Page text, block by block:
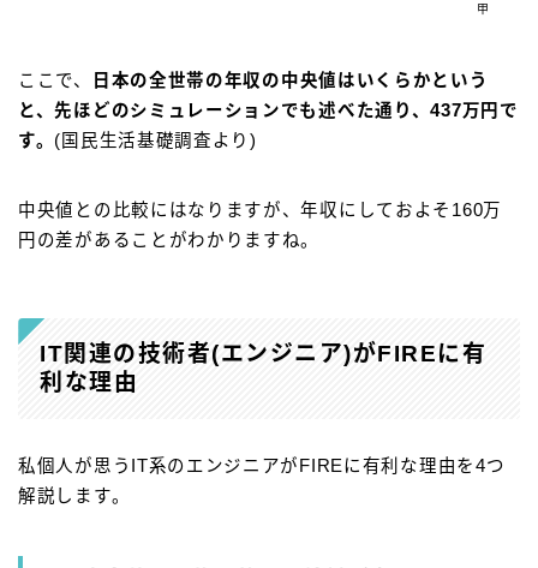
甲
ここで、
日本の全世帯の年収の中央値はいくらかという
と、先ほどのシミュレーションでも述べた通り、437万円で
す。 (国民生活基礎調査より)
中央値との比較にはなりますが、年収にしておよそ160万
円の差があることがわかりますね。
IT関連の技術者(エンジニア)がFIREに有
利な理由
私個人が思うIT系のエンジニアがFIREに有利な理由を4つ
解説します。